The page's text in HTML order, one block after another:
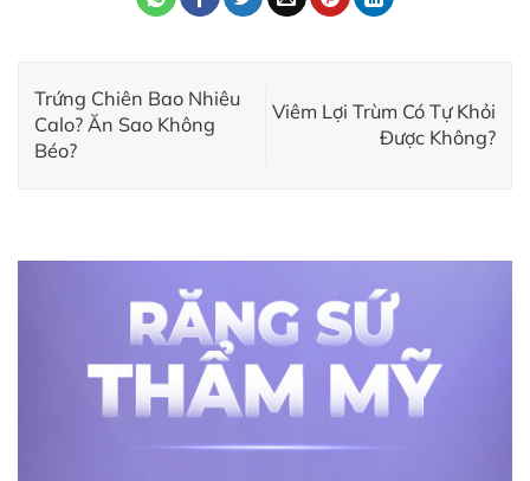
Trứng Chiên Bao Nhiêu
Calo? Ăn Sao Không
Béo?
Viêm Lợi Trùm Có Tự Khỏi
Được Không?